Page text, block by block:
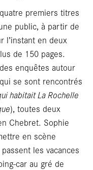
premiers titres
public, à partir de
l’instant en deux
de 150 pages.
enquêtes autour
se sont rencontrés
habitait La Rochelle
), toutes deux
Chebret. Sophie
en scène
les vacances
car au gré de